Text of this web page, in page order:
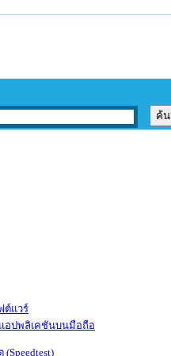
ต์แวร์
แอปพลิเคชันบนมือถือ
(Speedtest)